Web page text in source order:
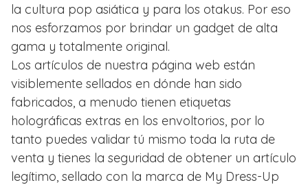
la cultura pop asiática y para los otakus. Por eso
nos esforzamos por brindar un gadget de alta
gama y totalmente original.
Los artículos de nuestra página web están
visiblemente sellados en dónde han sido
fabricados, a menudo tienen etiquetas
holográficas extras en los envoltorios, por lo
tanto puedes validar tú mismo toda la ruta de
venta y tienes la seguridad de obtener un artículo
legítimo, sellado con la marca de My Dress-Up